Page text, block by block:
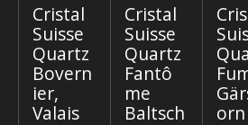
Cristal
Suisse
Quartz
Bovern
ier,
Valais
Cristal
Suisse
Quartz
Fantô
me
Baltsch
orn